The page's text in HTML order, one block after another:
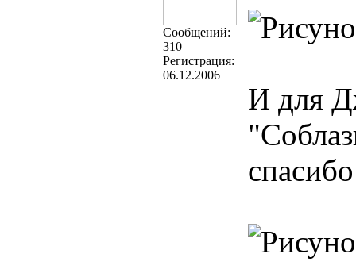
Cообщений:
310
Регистрация:
06.12.2006
И для